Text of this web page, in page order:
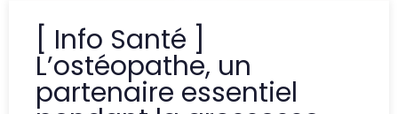
[ Info Santé ]
L’ostéopathe, un
partenaire essentiel